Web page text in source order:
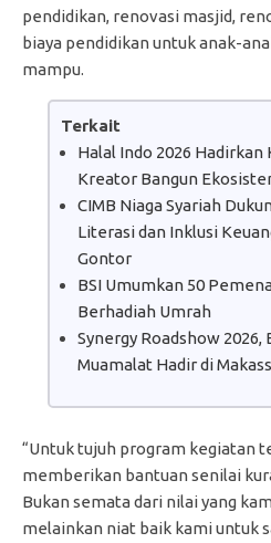
pendidikan, renovasi masjid,
biaya pendidikan untuk anak-
mampu.
Terkait
Halal Indo 2026
Kreator Bangun
CIMB Niaga Syariah
Literasi dan Inklusi
Gontor
BSI Umumkan 50
Berhadiah Umrah
Synergy Roadshow 2026,
Muamalat Hadir di
“Untuk tujuh program kegiatan
memberikan bantuan senilai
Bukan semata dari nilai yang
melainkan niat baik kami untuk